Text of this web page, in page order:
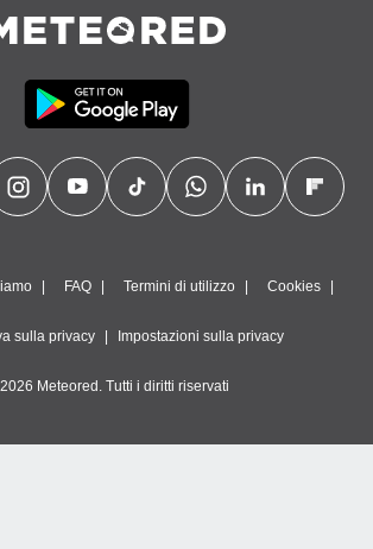
FAQ Termini di utilizzo Cookies
sulla privacy Impostazioni sulla privacy
Meteored. Tutti i diritti riservati